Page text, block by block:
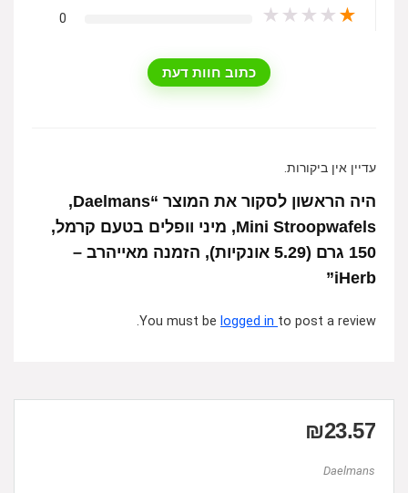
★
★
★
★
★
0
כתוב חוות דעת
עדיין אין ביקורות.
היה הראשון לסקור את המוצר “Daelmans‏,
Mini Stroopwafels, מיני וופלים בטעם קרמל,
150 גרם (5.29 אונקיות), הזמנה מאייהרב –
iHerb”
You must be logged in to post a review.
₪23.57
Daelmans